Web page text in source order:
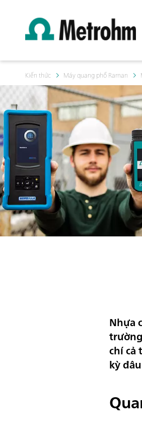
Kiến thức Máy quang phổ Raman
Nhựa
chí cả
kỳ